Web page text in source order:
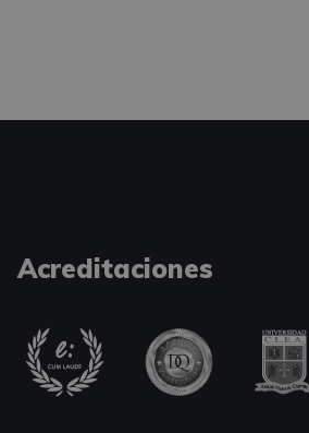
Acreditaciones